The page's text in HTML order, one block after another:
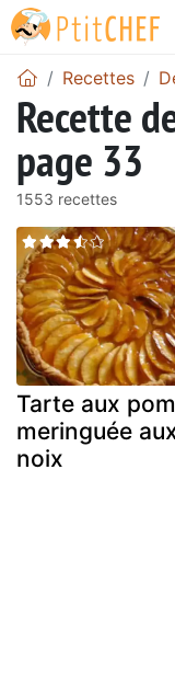
Recettes
Recette
page 33
1553 recettes
Tarte aux
meringuée
noix